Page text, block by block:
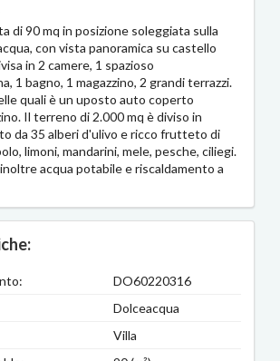
di 90 mq in posizione soleggiata sulla
con vista panoramica su castello
in 2 camere, 1 spazioso
1 bagno, 1 magazzino, 2 grandi terrazzi.
quali è un uposto auto coperto
Il terreno di 2.000 mq è diviso in
da 35 alberi d'ulivo e ricco frutteto di
limoni, mandarini, mele, pesche, ciliegi.
acqua potabile e riscaldamento a
DO60220316
Dolceacqua
Villa